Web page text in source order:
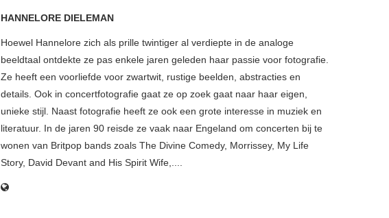
HANNELORE DIELEMAN
Hoewel Hannelore zich als prille twintiger al verdiepte in de analoge
beeldtaal ontdekte ze pas enkele jaren geleden haar passie voor fotografie.
Ze heeft een voorliefde voor zwartwit, rustige beelden, abstracties en
details. Ook in concertfotografie gaat ze op zoek gaat naar haar eigen,
unieke stijl. Naast fotografie heeft ze ook een grote interesse in muziek en
literatuur. In de jaren 90 reisde ze vaak naar Engeland om concerten bij te
wonen van Britpop bands zoals The Divine Comedy, Morrissey, My Life
Story, David Devant and His Spirit Wife,....